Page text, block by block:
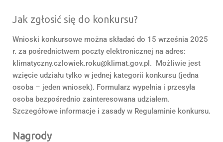
Jak zgłosić się do konkursu?
Wnioski konkursowe można składać do 15 września 2025
r. za pośrednictwem poczty elektronicznej na adres:
klimatyczny.czlowiek.roku@klimat.gov.pl. Możliwie jest
wzięcie udziału tylko w jednej kategorii konkursu (jedna
osoba – jeden wniosek). Formularz wypełnia i przesyła
osoba bezpośrednio zainteresowana udziałem.
Szczegółowe informacje i zasady w Regulaminie konkursu.
Nagrody